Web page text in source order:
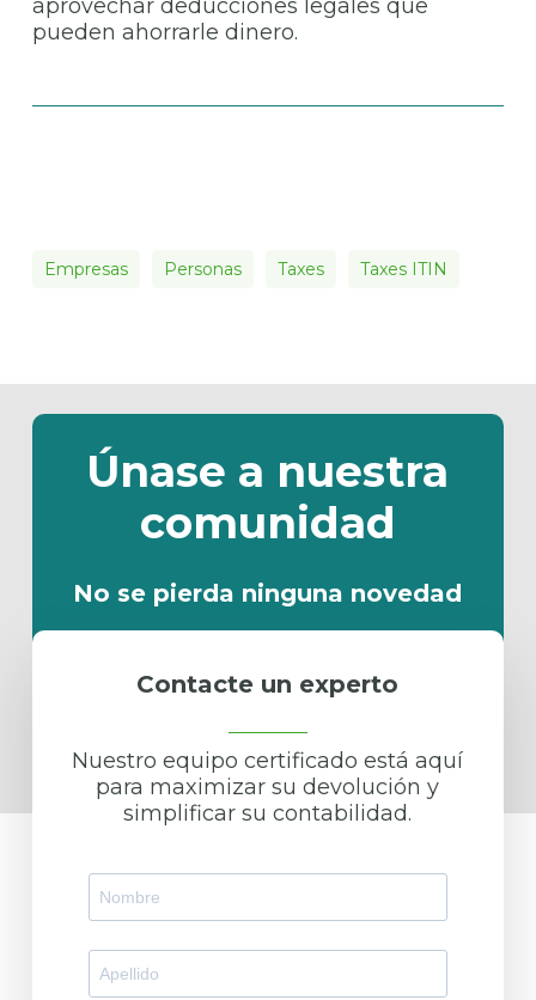
aprovechar deducciones legales que
pueden ahorrarle dinero.
Empresas Personas Taxes Taxes ITIN
Únase a nuestra
comunidad
No se pierda ninguna novedad
Contacte un experto
Nuestro equipo certificado está aquí
para maximizar su devolución y
simplificar su contabilidad.